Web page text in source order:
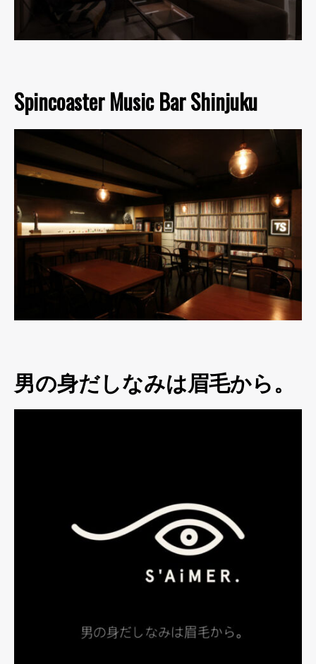
Spincoaster Music Bar Shinjuku
男の身だしなみは眉毛から。